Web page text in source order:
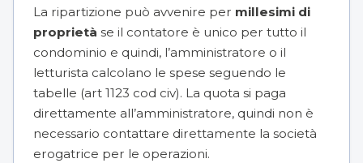
La ripartizione può avvenire per millesimi di
proprietà se il contatore è unico per tutto il
condominio e quindi, l’amministratore o il
letturista calcolano le spese seguendo le
tabelle (art 1123 cod civ). La quota si paga
direttamente all’amministratore, quindi non è
necessario contattare direttamente la società
erogatrice per le operazioni.